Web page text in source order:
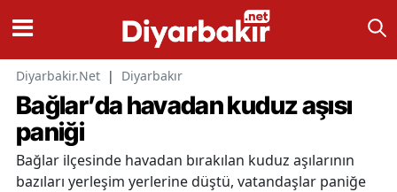
Diyarbakir.Net | Diyarbakır
Bağlar’da havadan kuduz aşısı
paniği
Bağlar ilçesinde havadan bırakılan kuduz aşılarının
bazıları yerleşim yerlerine düştü, vatandaşlar paniğe